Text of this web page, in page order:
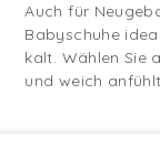
Auch für
Babyschuhe
kalt. Wählen Sie
und weich